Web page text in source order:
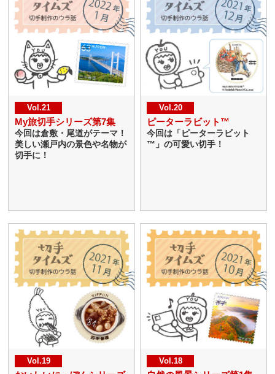
Vol.21
My旅切手シリーズ第7集
今回は倉敷・尾道がテーマ！
美しい瀬戸内の景色や名物が
切手に！
Vol.20
ピーターラビット™
今回は「ピーターラビット
™」の可愛い切手！
Vol.19 Vol.18